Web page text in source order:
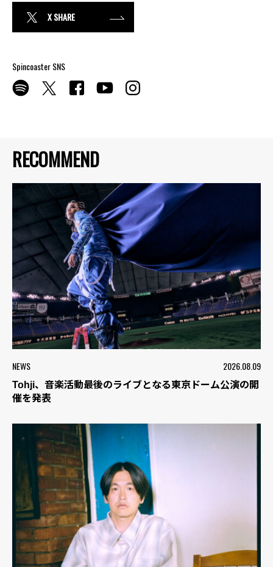
RECOMMEND
NEWS 2026.08.09
Tohji、音楽活動最後のライブとなる東京ドーム公演の開
催を発表
X SHARE
Spincoaster SNS